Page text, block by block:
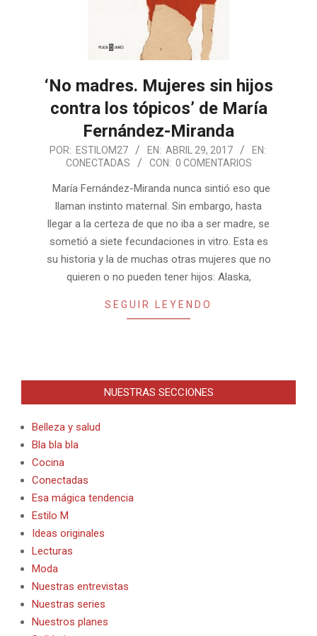
‘No madres. Mujeres sin hijos
contra los tópicos’ de María
Fernández-Miranda
2017-
29
POR: ESTILOM27 EN: ABRIL 29, 2017
EN:
CONECTADAS
CON: 0 COMENTARIOS
María Fernández-Miranda nunca sintió eso que
llaman instinto maternal. Sin embargo, hasta
llegar a la certeza de que no iba a ser madre, se
sometió a siete fecundaciones in vitro. Esta es
su historia y la de muchas otras mujeres que no
quieren o no pueden tener hijos: Alaska,
SEGUIR LEYENDO
NUESTRAS SECCIONES
Belleza y salud
Bla bla bla
Cocina
Conectadas
Esa mágica tendencia
Estilo M
Ideas originales
Lecturas
Moda
Nuestras entrevistas
Nuestras series
Nuestros planes